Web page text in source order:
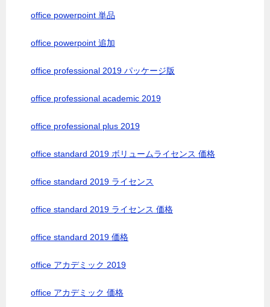
office powerpoint 単品
office powerpoint 追加
office professional 2019 パッケージ版
office professional academic 2019
office professional plus 2019
office standard 2019 ボリュームライセンス 価格
office standard 2019 ライセンス
office standard 2019 ライセンス 価格
office standard 2019 価格
office アカデミック 2019
office アカデミック 価格